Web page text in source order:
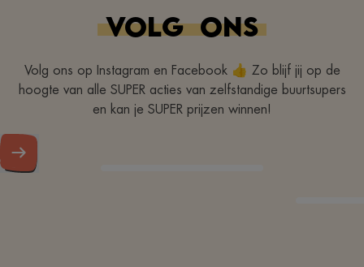
VOLG ONS
Volg ons op Instagram en Facebook 👍 Zo blijf jij op de
hoogte van alle SUPER acties van zelfstandige buurtsupers
en kan je SUPER prijzen winnen!